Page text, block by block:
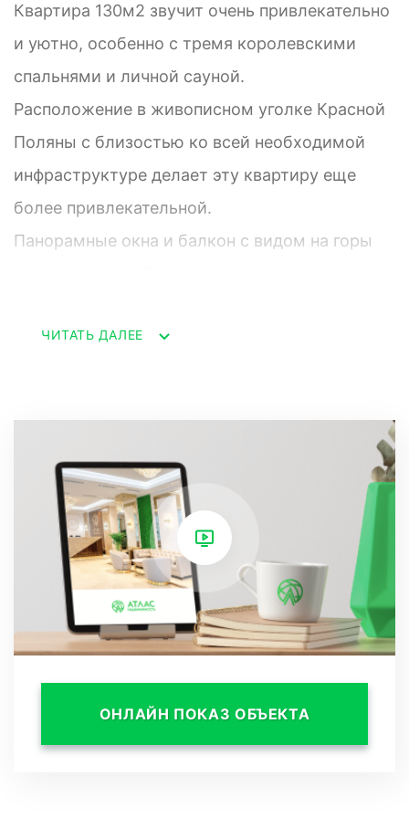
Квартира 130м2 звучит очень привлекательно
и уютно, особенно с тремя королевскими
спальнями и личной сауной.
Расположение в живописном уголке Красной
Поляны с близостью ко всей необходимой
инфраструктуре делает эту квартиру еще
более привлекательной.
Панорамные окна и балкон с видом на горы
Квартира звучит идеально для любителей
фантастически! Насладиться комфортом три
королевские спальни с видом на горы,
расслабиться в личной сауне, наслаждаться
современными санузлами и проводить время
в просторной гостиной с панорамными
окнами звучит как идеальное место для
Все эти удобства обеспечат вам
ЧИТАТЬ ДАЛЕЕ
ОНЛАЙН ПОКАЗ ОБЪЕКТА